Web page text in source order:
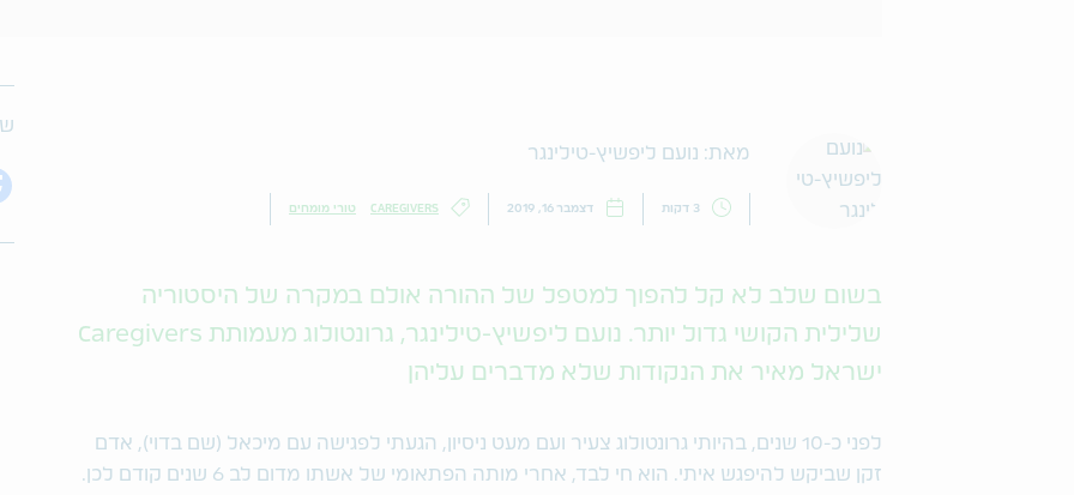
מאת: נועם ליפשיץ-טילינגר
3 דקות דצמבר 16, 2019 CAREGIVERS טורי מומחים
בשום שלב לא קל להפוך למטפל של ההורה אולם במקרה של היסטוריה
שלילית הקושי גדול יותר. נועם ליפשיץ-טילינגר, גרונטולוג מעמותת Caregivers
ישראל מאיר את הנקודות שלא מדברים עליהן
לפני כ-10 שנים, בהיותי גרונטולוג צעיר ועם מעט ניסיון, הגעתי לפגישה עם מיכאל (שם בדוי), אדם
זקן שביקש להיפגש איתי. הוא חי לבד, אחרי מותה הפתאומי של אשתו מדום לב 6 שנים קודם לכן.